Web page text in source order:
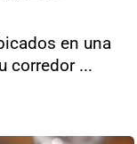
en una
corredor ...